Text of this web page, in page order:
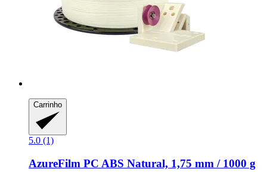
Carrinho
5.0 (1)
AzureFilm PC ABS Natural, 1,75 mm / 1000 g